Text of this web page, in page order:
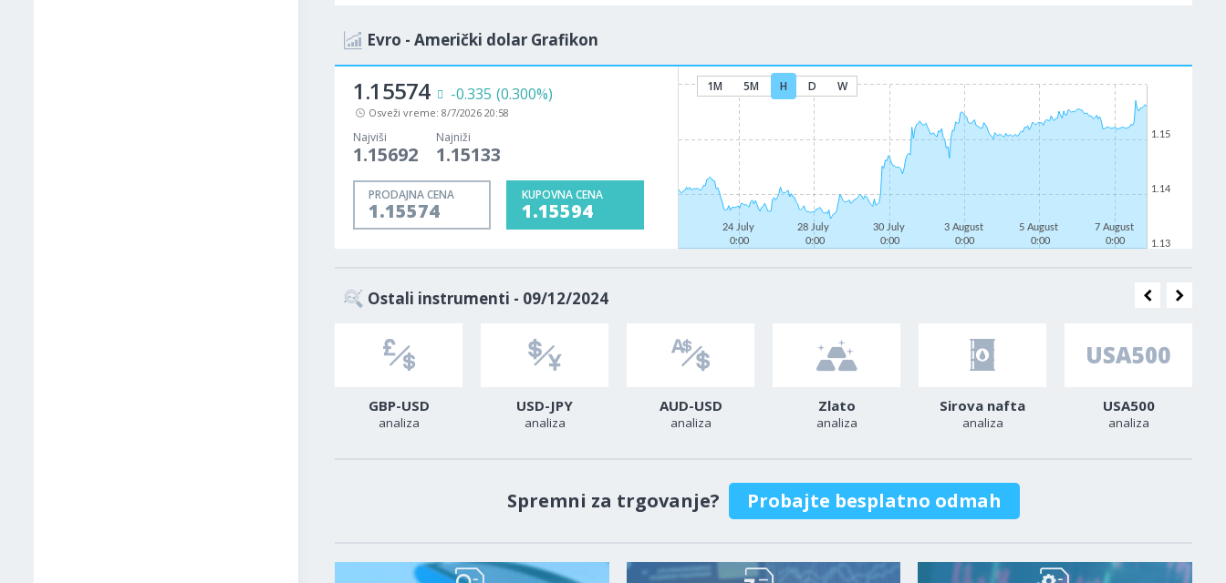
Evro - Američki dolar Grafikon
1.15574 -0.335 (0.300%)
Osveži vreme: 8/7/2026 20:58
Najviši
1.15692
Najniži
1.15133
PRODAJNA CENA
1.15574
KUPOVNA CENA
1.15594
1M 5M H D W
24 July
0:00
28 July
0:00
30 July
0:00
3 August
0:00
5 August
0:00
7 August
0:00
1.13
1.14
1.15
Ostali instrumenti - 09/12/2024
GBP-USD
analiza
USD-JPY
analiza
AUD-USD
analiza
Zlato
analiza
Sirova nafta
analiza
USA500
analiza
Spremni za trgovanje? Probajte besplatno odmah